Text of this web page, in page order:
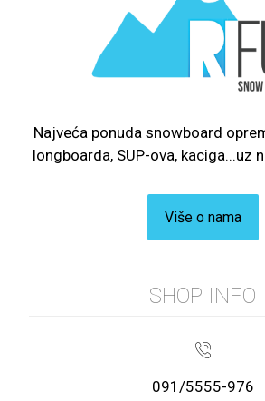
Najveća ponuda snowboard
longboarda, SUP-ova, kaciga...uz
Više o nama
SHOP INFO
091/5555-976